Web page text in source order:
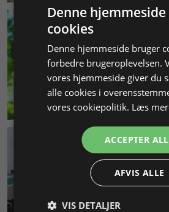
MILJØ &
Denne
cookies
Denne hjemmeside bruger
forbedre brugeroplevelsen.
vores hjemmeside giver du
alle cookies i
vores cookiepolitik. Læs
ACCEPTER
AFVIS ALLE
VIS DETALJER